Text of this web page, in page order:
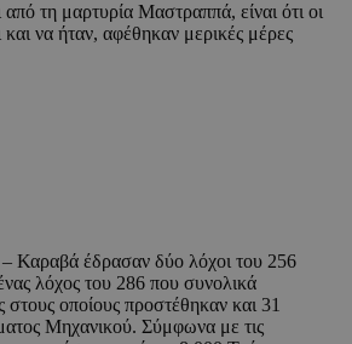
τη μαρτυρία Μαστραππά, είναι ότι οι
και να ήταν, αφέθηκαν μερικές μέρες
Καραβά έδρασαν δύο λόχοι του 256
λόχος του 286 που συνολικά
οποίους προστέθηκαν και 31
Μηχανικού. Σύμφωνα με τις